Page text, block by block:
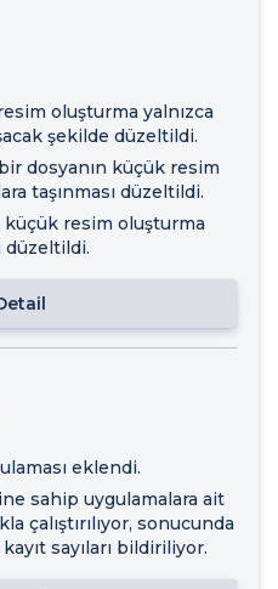
oluşturma yalnızca
şekilde düzeltildi.
dosyanın küçük resim
taşınması düzeltildi.
küçük resim oluşturma
eklendi.
sahip uygulamalara ait
çalıştırılıyor, sonucunda
sayıları bildiriliyor.